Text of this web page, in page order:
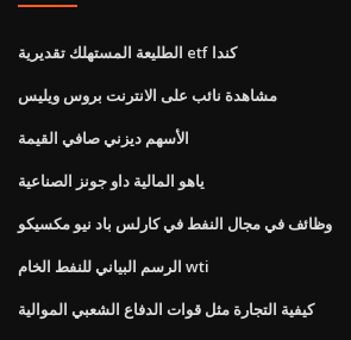
الطليعة المستهلك تقديرية etf كندا
مشاهدة نائب على الانترنت بروس ويليس
الأسهم ديزني صافي القيمة
ياهو المالية داو جونز الصناعية
وظائف في مجال النفط في كارلس باد نيو مكسيكو
الرسم البياني للنفط الخام wti
كيفية التجارة مثل قوات الدفاع الشعبي الموالية